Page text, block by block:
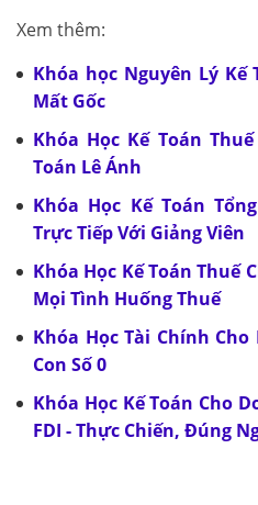
Xem thêm:
Khóa học Nguyên Lý Kế
Mất Gốc
Khóa Học Kế Toán
Toán Lê Ánh
Khóa Học Kế Toán
Trực Tiếp Với Giảng Viên
Khóa Học Kế Toán Thuế
Mọi Tình Huống Thuế
Khóa Học Tài Chính
Con Số 0
Khóa Học Kế Toán Cho
FDI - Thực Chiến, Đúng